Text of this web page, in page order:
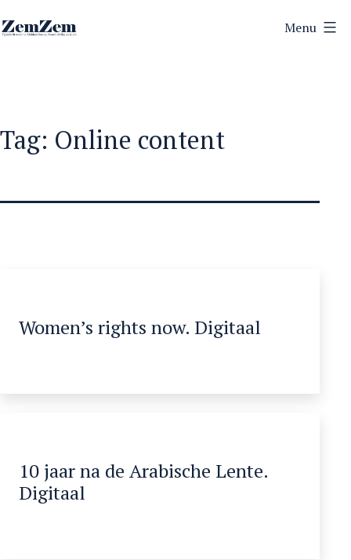
naar
Menu
Tag: Online content
Women’s rights now. Digitaal
10 jaar na de Arabische Lente.
Digitaal